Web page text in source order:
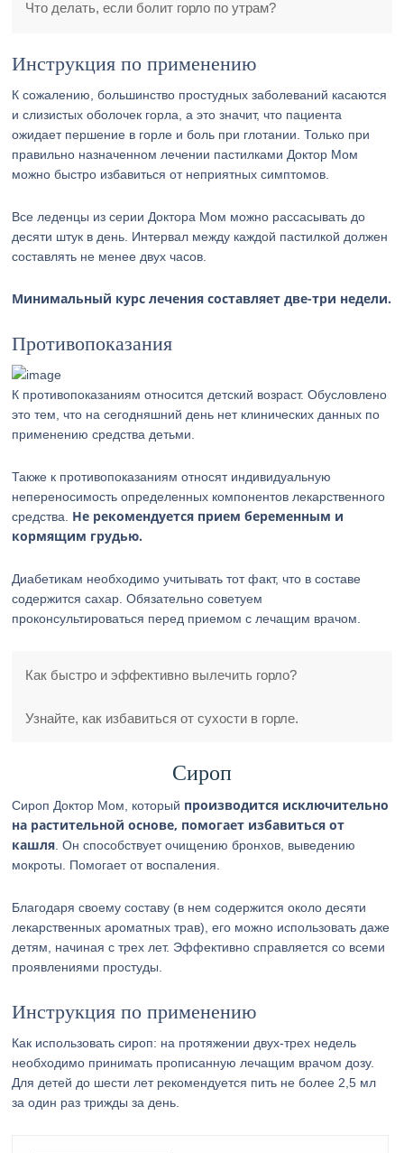
Что делать, если болит горло по утрам?
Инструкция по применению
К сожалению, большинство простудных заболеваний касаются
и слизистых оболочек горла, а это значит, что пациента
ожидает першение в горле и боль при глотании. Только при
правильно назначенном лечении пастилками Доктор Мом
можно быстро избавиться от неприятных симптомов.
Все леденцы из серии Доктора Мом можно рассасывать до
десяти штук в день. Интервал между каждой пастилкой должен
составлять не менее двух часов.
Минимальный курс лечения составляет две-три недели.
Противопоказания
К противопоказаниям относится детский возраст. Обусловлено
это тем, что на сегодняшний день нет клинических данных по
применению средства детьми.
Также к противопоказаниям относят индивидуальную
непереносимость определенных компонентов лекарственного
средства. Не рекомендуется прием беременным и
кормящим грудью.
Диабетикам необходимо учитывать тот факт, что в составе
содержится сахар. Обязательно советуем
проконсультироваться перед приемом с лечащим врачом.
Как быстро и эффективно вылечить горло?
Узнайте, как избавиться от сухости в горле.
Сироп
Сироп Доктор Мом, который производится исключительно
на растительной основе, помогает избавиться от
кашля . Он способствует очищению бронхов, выведению
мокроты. Помогает от воспаления.
Благодаря своему составу (в нем содержится около десяти
лекарственных ароматных трав), его можно использовать даже
детям, начиная с трех лет. Эффективно справляется со всеми
проявлениями простуды.
Инструкция по применению
Как использовать сироп: на протяжении двух-трех недель
необходимо принимать прописанную лечащим врачом дозу.
Для детей до шести лет рекомендуется пить не более 2,5 мл
за один раз трижды за день.